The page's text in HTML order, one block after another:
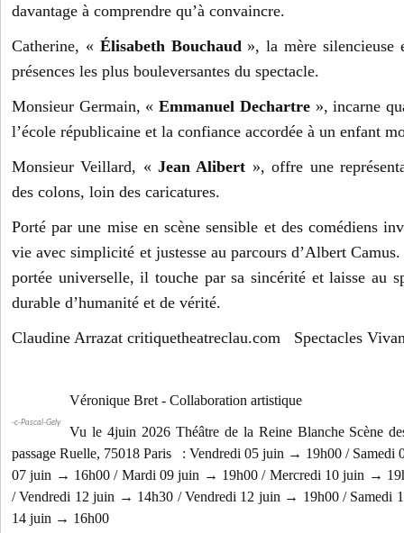
davantage à comprendre qu’à convaincre.
Catherine, « Élisabeth Bouchaud», la mère silencieuse
présences les plus bouleversantes du spectacle.
Monsieur Germain, «Emmanuel Dechartre», incarne
l’école républicaine et la confiance accordée à un enfant
Monsieur Veillard, «Jean Alibert », offre une
des colons, loin des caricatures.
Porté par une mise en scène sensible et des comédiens
vie avec simplicité et justesse au parcours d’Albert
portée universelle, il touche par sa sincérité et laisse au
durable d’humanité et de vérité.
Claudine Arrazat critiquetheatreclau.com Spectacles
-c-Pascal-Gely
Véronique Bret - Collaboration artistique
Vu le 4juin 2026 Théâtre de la Reine Blanche Scène
passage Ruelle, 75018 Paris : Vendredi 05 juin → 19h00 /
07 juin → 16h00 / Mardi 09 juin → 19h00 / Mercredi 10 juin →
/ Vendredi 12 juin → 14h30 / Vendredi 12 juin → 19h00 / Samedi
14 juin → 16h00